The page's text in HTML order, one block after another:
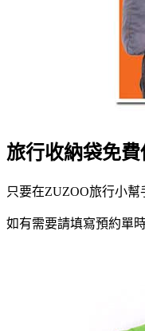
旅行收納袋免
只要在ZUZOO旅行小
如有需要請填寫預約單